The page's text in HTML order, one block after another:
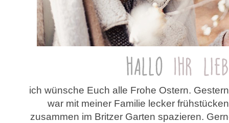
ich wünsche Euch alle Frohe Ostern.
war mit meiner Familie lecker
zusammen im Britzer Garten spazieren.